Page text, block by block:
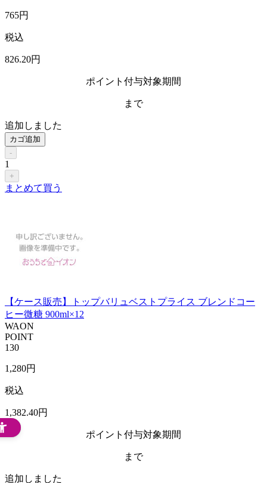
765円
税込
826.20円
ポイント付与対象期間
まで
追加しました
カゴ追加
-
1
+
まとめて買う
【ケース販売】トップバリュベストプライス ブレンドコー
ヒー微糖 900ml×12
WAON
POINT
130
1,280円
税込
1,382.40円
ポイント付与対象期間
まで
追加しました